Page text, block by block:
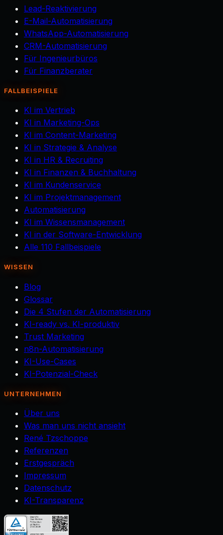
Lead-Reaktivierung
E-Mail-Automatisierung
WhatsApp-Automatisierung
CRM-Automatisierung
Für Ingenieurbüros
Für Finanzberater
FALLBEISPIELE
KI im Vertrieb
KI in Marketing-Ops
KI im Content-Marketing
KI in Strategie & Analyse
KI in HR & Recruiting
KI in Finanzen & Buchhaltung
KI im Kundenservice
KI im Projektmanagement
Automatisierung
KI im Wissensmanagement
KI in der Software-Entwicklung
Alle 110 Fallbeispiele
WISSEN
Blog
Glossar
Die 4 Stufen der Automatisierung
KI-ready vs. KI-produktiv
Trust Marketing
n8n-Automatisierung
KI-Use-Cases
KI-Potenzial-Check
UNTERNEHMEN
Über uns
Was man uns nicht ansieht
René Tzschoppe
Referenzen
Erstgespräch
Impressum
Datenschutz
KI-Transparenz